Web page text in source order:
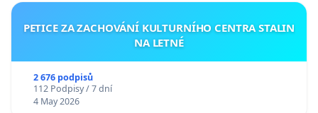
PETICE ZA ZACHOVÁNÍ KULTURNÍHO CENTRA STALIN
NA LETNÉ
2 676 podpisů
112 Podpisy / 7 dní
4 May 2026